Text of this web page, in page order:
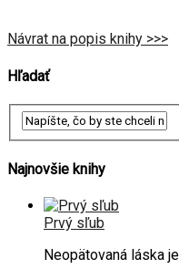
Návrat na popis knihy >>>
Hľadať
Najnovšie knihy
Prvý sľub
Neopätovaná láska